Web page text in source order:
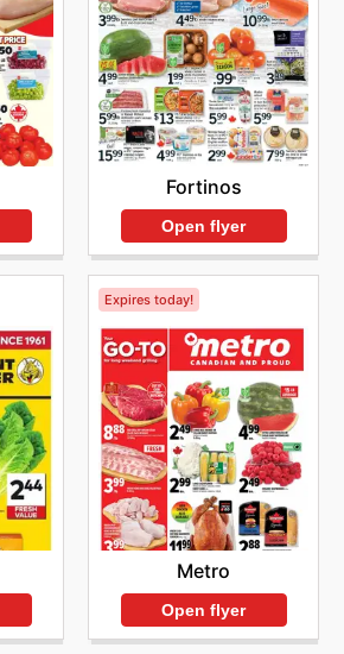
Fortinos
Open flyer
Expires today!
Metro
Open flyer